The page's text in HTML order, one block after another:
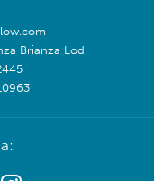
Brianza Lodi